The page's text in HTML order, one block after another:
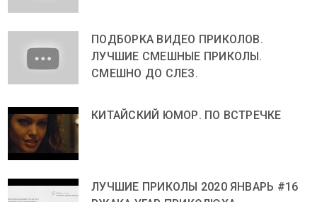
ПОДБОРКА ВИДЕО ПРИКОЛОВ.
ЛУЧШИЕ СМЕШНЫЕ ПРИКОЛЫ.
СМЕШНО ДО СЛЕЗ.
КИТАЙСКИЙ ЮМОР. ПО ВСТРЕЧКЕ
ЛУЧШИЕ ПРИКОЛЫ 2020 ЯНВАРЬ #16